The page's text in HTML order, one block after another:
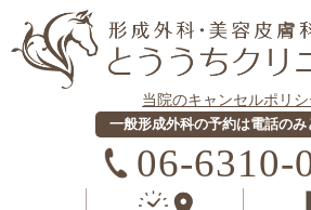
当院のキャンセルポリシ
一般形成外科の予約は電話のみ
06-6310-